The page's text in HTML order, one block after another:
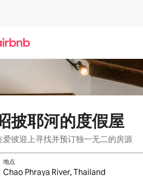
披耶河的度假屋
爱彼迎上寻找并预订独一无二的房源
地点
如有搜索结果，请使用上下方向键查看，或